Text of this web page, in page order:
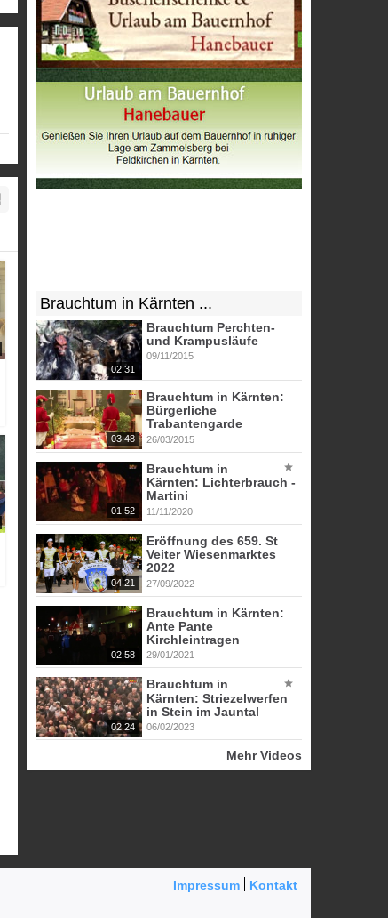
Brauchtum in Kärnten ...
02:31
Brauchtum Perchten-
und Krampusläufe
09/11/2015
03:48
Brauchtum in Kärnten:
Bürgerliche
Trabantengarde
26/03/2015
01:52
Brauchtum in
Kärnten: Lichterbrauch -
Martini
11/11/2020
04:21
Eröffnung des 659. St
Veiter Wiesenmarktes
2022
27/09/2022
02:58
Brauchtum in Kärnten:
Ante Pante
Kirchleintragen
29/01/2021
02:24
Brauchtum in
Kärnten: Striezelwerfen
in Stein im Jauntal
06/02/2023
Mehr Videos
Impressum
Kontakt